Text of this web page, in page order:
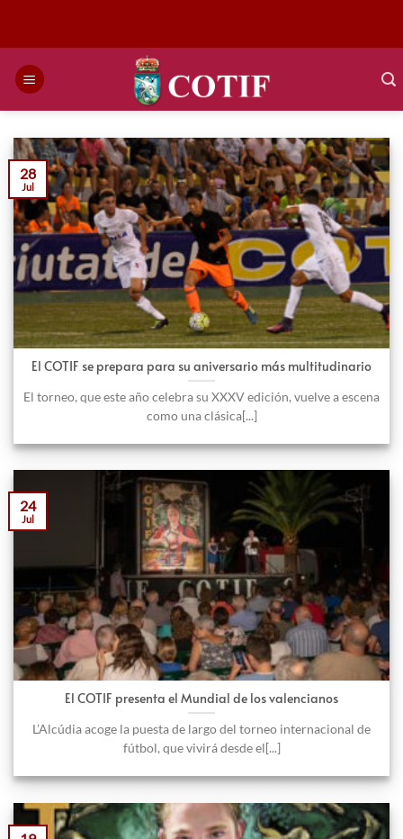
El COTIF se prepara para su aniversario más multitudinario
El torneo, que este año celebra su XXXV edición, vuelve a escena
como una clásica[...]
28
Jul
El COTIF presenta el Mundial de los valencianos
L’Alcúdia acoge la puesta de largo del torneo internacional de
fútbol, que vivirá desde el[...]
24
Jul